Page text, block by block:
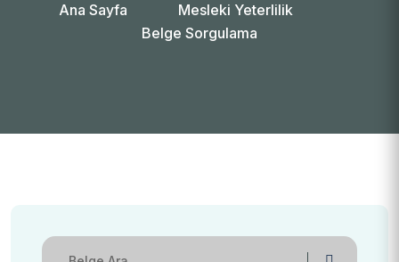
Ana Sayfa
Mesleki Yeterlilik
Belge Sorgulama